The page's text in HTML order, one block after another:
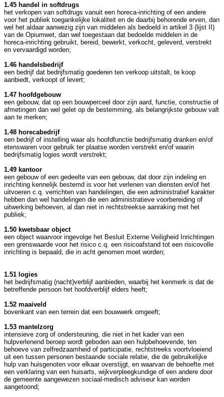
1.45 handel in softdrugs
het verkopen van softdrugs vanuit een horeca-inrichting of een andere
voor het publiek toegankelijke lokaliteit en de daarbij behorende erven, dan
wel het aldaar aanwezig zijn van middelen als bedoeld in artikel 3 (lijst II)
van de Opiumwet, dan wel toegestaan dat bedoelde middelen in de
horeca-inrichting gebruikt, bereid, bewerkt, verkocht, geleverd, verstrekt
en vervaardigd worden;
1.46 handelsbedrijf
een bedrijf dat bedrijfsmatig goederen ten verkoop uitstalt, te koop
aanbiedt, verkoopt of levert;
1.47 hoofdgebouw
een gebouw, dat op een bouwperceel door zijn aard, functie, constructie of
afmetingen dan wel gelet op de bestemming, als belangrijkste gebouw valt
aan te merken;
1.48 horecabedrijf
een bedrijf of instelling waar als hoofdfunctie bedrijfsmatig dranken en/of
etenswaren voor gebruik ter plaatse worden verstrekt en/of waarin
bedrijfsmatig logies wordt verstrekt;
1.49 kantoor
een gebouw of een gedeelte van een gebouw, dat door zijn indeling en
inrichting kennelijk bestemd is voor het verlenen van diensten en/of het
uitvoeren c.q. verrichten van handelingen, die een administratief karakter
hebben dan wel handelingen die een administratieve voorbereiding of
uitwerking behoeven, al dan niet in rechtstreekse aanraking met het
publiek;
1.50 kwetsbaar object
een object waarvoor ingevolge het Besluit Externe Veiligheid Inrichtingen
een grenswaarde voor het risico c.q. een risicoafstand tot een risicovolle
inrichting is bepaald, die in acht genomen moet worden;
1.51 logies
het bedrijfsmatig (nacht)verblijf aanbieden, waarbij het kenmerk is dat de
betreffende persoon het hoofdverblijf elders heeft;
1.52 maaiveld
bovenkant van een terrein dat een bouwwerk omgeeft;
1.53 mantelzorg
intensieve zorg of ondersteuning, die niet in het kader van een
hulpverlenend beroep wordt geboden aan een hulpbehoevende, ten
behoeve van zelfredzaamheid of participatie, rechtstreeks voortvloeiend
uit een tussen personen bestaande sociale relatie, die de gebruikelijke
hulp van huisgenoten voor elkaar overstijgt, en waarvan de behoefte met
een verklaring van een huisarts, wijkverpleegkundige of een andere door
de gemeente aangewezen sociaal-medisch adviseur kan worden
aangetoond;